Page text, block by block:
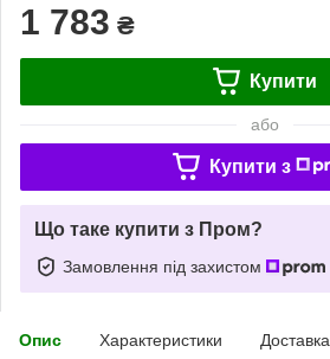
1 783 ₴
Купити
або
Купити з
Що таке купити з Пром?
Замовлення під захистом
Опис Характеристики Доставка